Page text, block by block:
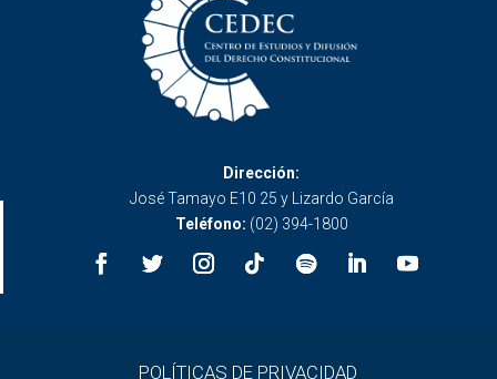
Dirección:
José Tamayo E10 25 y Lizardo García
Teléfono: (02) 394-1800
POLÍTICAS DE PRIVACIDAD